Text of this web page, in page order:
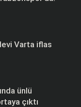
Varta iflas
ünlü
çıktı